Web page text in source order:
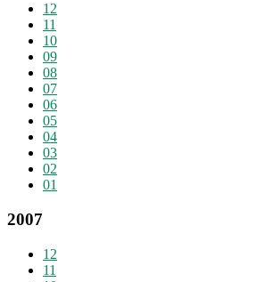
12
11
10
09
08
07
06
05
04
03
02
01
2007
12
11